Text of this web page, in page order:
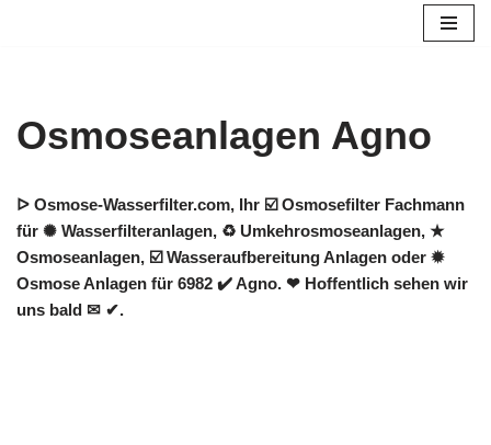
Osmoseanlagen Agno
ᐅ Osmose-Wasserfilter.com, Ihr ☑️ Osmosefilter Fachmann
für ✺ Wasserfilteranlagen, ♻ Umkehrosmoseanlagen, ★
Osmoseanlagen, ☑️ Wasseraufbereitung Anlagen oder ✹
Osmose Anlagen für 6982 ✔️ Agno. ❤ Hoffentlich sehen wir
uns bald ✉ ✔.